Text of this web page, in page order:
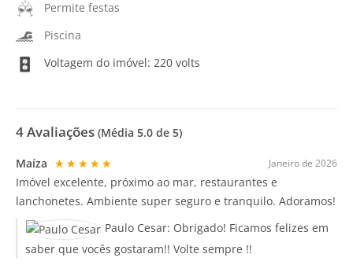
Permite festas
Piscina
Voltagem do imóvel: 220 volts
4Avaliações (Média 5.0 de 5)
Janeiro de 2026
Maíza ★★★★★
Imóvel excelente, próximo ao mar, restaurantes e
lanchonetes. Ambiente super seguro e tranquilo. Adoramos!
Paulo Cesar: Obrigado! Ficamos felizes em
saber que vocês gostaram!! Volte sempre !!